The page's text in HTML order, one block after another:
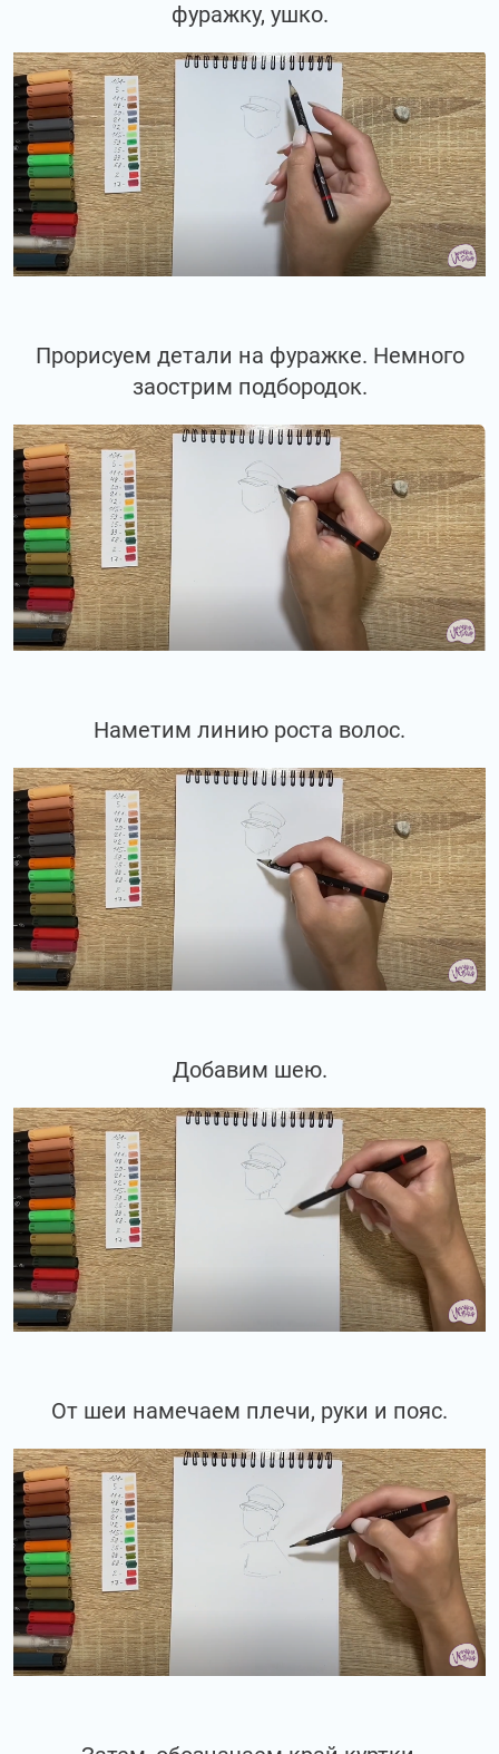
фуражку, ушко.
Прорисуем детали на фуражке. Немного
заострим подбородок.
Наметим линию роста волос.
Добавим шею.
От шеи намечаем плечи, руки и пояс.